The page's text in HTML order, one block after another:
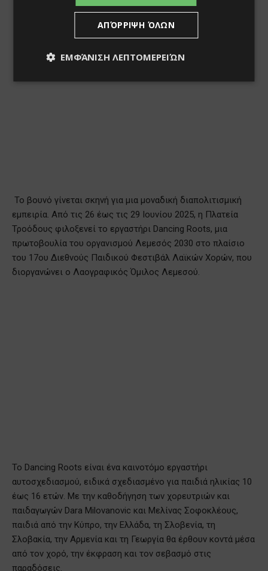
ΑΠΌΡΡΙΨΗ ΌΛΩΝ
ΕΜΦΆΝΙΣΗ ΛΕΠΤΟΜΕΡΕΙΏΝ